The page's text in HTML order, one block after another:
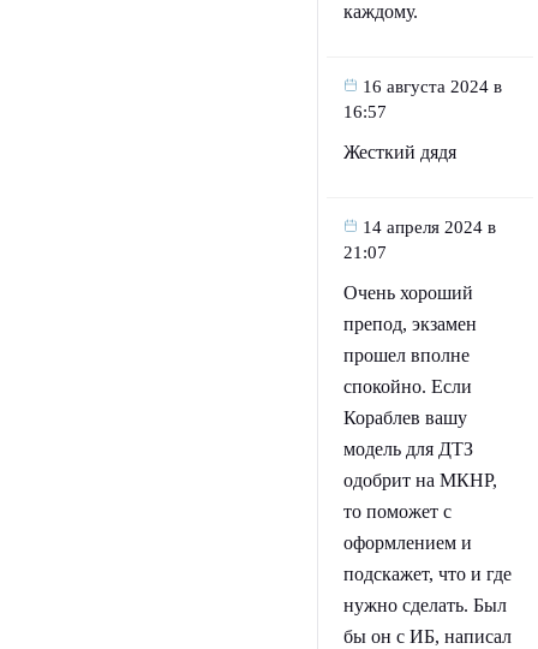
каждому.
16 августа 2024 в
16:57
Жесткий дядя
14 апреля 2024 в
21:07
Очень хороший
препод, экзамен
прошел вполне
спокойно. Если
Кораблев вашу
модель для ДТЗ
одобрит на МКНР,
то поможет с
оформлением и
подскажет, что и где
нужно сделать. Был
бы он с ИБ, написал